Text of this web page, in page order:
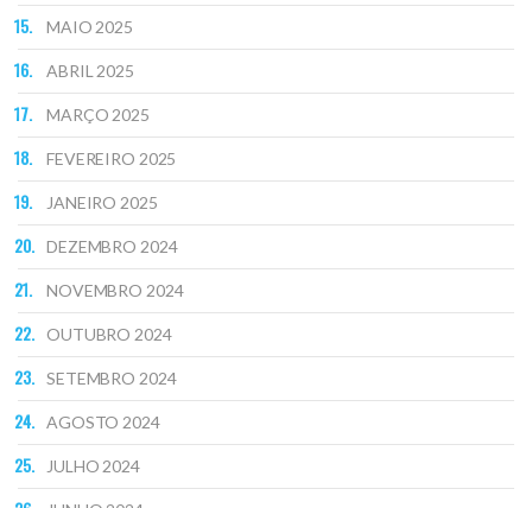
MAIO 2025
ABRIL 2025
MARÇO 2025
FEVEREIRO 2025
JANEIRO 2025
DEZEMBRO 2024
NOVEMBRO 2024
OUTUBRO 2024
SETEMBRO 2024
AGOSTO 2024
JULHO 2024